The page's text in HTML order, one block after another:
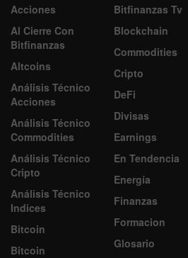
Acciones
Al Cierre Con
Bitfinanzas
Altcoins
Análisis Técnico
Acciones
Análisis Técnico
Commodities
Análisis Técnico
Cripto
Análisis Técnico
Indices
Bitcoin
Bitcoin
Bitfinanzas Tv
Blockchain
Commodities
Cripto
DeFi
Divisas
Earnings
En Tendencia
Energía
Finanzas
Formacion
Glosario